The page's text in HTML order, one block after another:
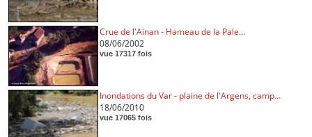
Crue de l'Ainan - Hameau de la Pale...
08/06/2002
vue 17317 fois
Inondations du Var - plaine de l'Argens, camp...
18/06/2010
vue 17065 fois